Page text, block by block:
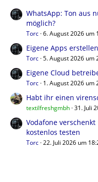
WhatsApp: Ton aus
möglich?
Torc 6. August 2026 um
Eigene Apps erstellen
Torc 5. August 2026 um
Eigene Cloud
Torc 1. August 2026 um
Habt ihr einen
textilfreshgmbh 31. Juli
Vodafone
kostenlos testen
Torc 22. Juli 2026 um